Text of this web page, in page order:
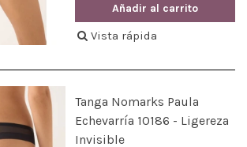
Añadir al carrito
Vista rápida
Tanga Nomarks Paula
Echevarría 10186 - Ligereza
Invisible